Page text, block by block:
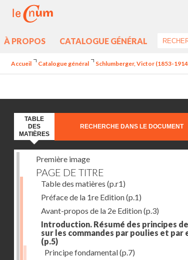
À PROPOS CATALOGUE GÉNÉRAL
Accueil Catalogue général Schlumberger, Victor (1853-
TABLE
DES
MATIÈRES
RECHERCHE DANS LE DOCUMENT
Première image
PAGE DE TITRE
Table des matières (p.r1)
Préface de la 1re Edition(p.1)
Avant-propos de la 2e Edition(p.3)
Introduction. Résumé des principes
sur les commandes par poulies et par
(p.5)
Principe fondamental(p.7)